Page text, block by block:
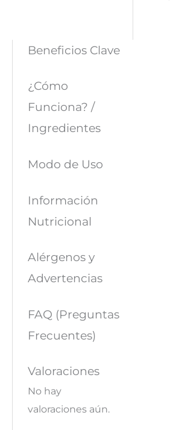
Beneficios Clave
¿Cómo
Funciona? /
Ingredientes
Modo de Uso
Información
Nutricional
Alérgenos y
Advertencias
FAQ (Preguntas
Frecuentes)
Valoraciones
No hay
valoraciones aún.